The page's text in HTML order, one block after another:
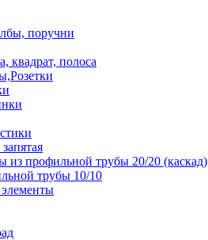
поручни
квадрат, полоса
из профильной трубы 20/20 (каскад)
трубы 10/10